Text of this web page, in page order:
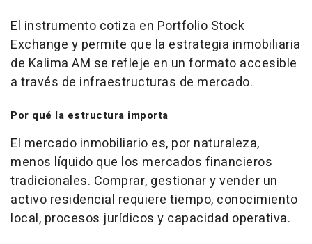
El instrumento cotiza en Portfolio Stock
Exchange y permite que la estrategia inmobiliaria
de Kalima AM se refleje en un formato accesible
a través de infraestructuras de mercado.
Por qué la estructura importa
El mercado inmobiliario es, por naturaleza,
menos líquido que los mercados financieros
tradicionales. Comprar, gestionar y vender un
activo residencial requiere tiempo, conocimiento
local, procesos jurídicos y capacidad operativa.